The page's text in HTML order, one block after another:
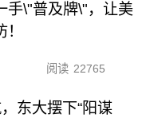
手\"普及牌\"，让美
阅读 22765
东大摆下“阳谋